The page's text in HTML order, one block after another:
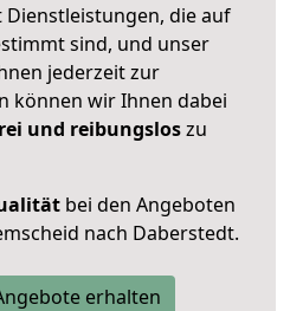
die auf
sind, und unser
jederzeit zur
können wir Ihnen dabei
und reibungsloszu
bei den Angeboten
nach Daberstedt.
erhalten